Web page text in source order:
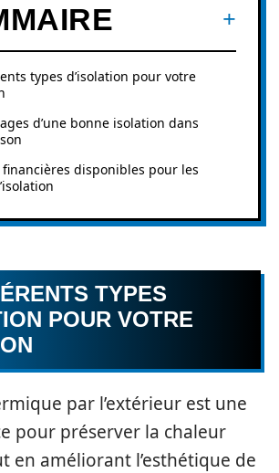
types d’isolation pour votre
d’une bonne isolation dans
financières disponibles pour les
TYPES
POUR VOTRE
par l’extérieur est une
pour préserver la chaleur
en améliorant l’esthétique de